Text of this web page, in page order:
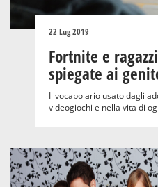
22 Lug 2019
Fortnite e
spiegate ai
Il vocabolario usato dagli
videogiochi e nella vita di